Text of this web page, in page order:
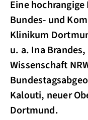
Eine
Bundes- und
Klinikum
u. a. Ina
Wissenschaft
Kalouti, neuer
Dortmund.